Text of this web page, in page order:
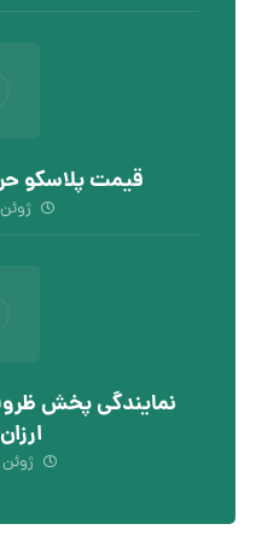
قیمت پلاسکو
ژوئن ۹, ۲۰۲۶
نمایندگی پخش
ژوئن ۳, ۲۰۲۶